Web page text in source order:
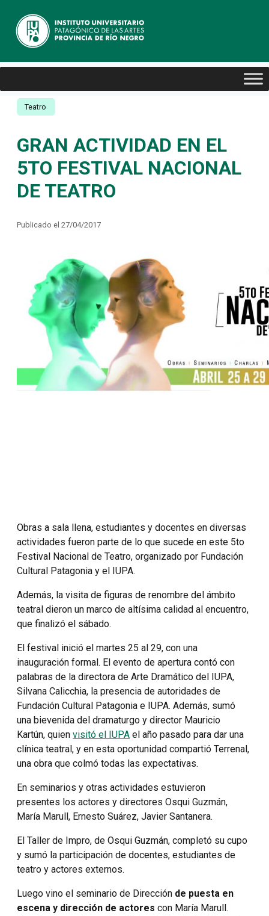
Teatro
GRAN ACTIVIDAD EN EL
5TO FESTIVAL NACIONAL
DE TEATRO
Publicado el 27/04/2017
Obras a sala llena, estudiantes y docentes en diversas
actividades fueron parte de lo que sucede en este 5to
Festival Nacional de Teatro, organizado por Fundación
Cultural Patagonia y el IUPA.
Además, la visita de figuras de renombre del ámbito
teatral dieron un marco de altísima calidad al encuentro,
que finalizó el sábado.
El festival inició el martes 25 al 29, con una
inauguración formal. El evento de apertura contó con
palabras de la directora de Arte Dramático del IUPA,
Silvana Calicchia, la presencia de autoridades de
Fundación Cultural Patagonia e IUPA. Además, sumó
una bievenida del dramaturgo y director Mauricio
Kartún, quien visitó el IUPA el año pasado para dar una
clínica teatral, y en esta oportunidad compartió Terrenal,
una obra que colmó todas las expectativas.
En seminarios y otras actividades estuvieron
presentes los actores y directores Osqui Guzmán,
María Marull, Ernesto Suárez, Javier Santanera.
El Taller de Impro, de Osqui Guzmán, completó su cupo
y sumó la participación de docentes, estudiantes de
teatro y actores externos.
Luego vino el seminario de Dirección de puesta en
escena y dirección de actores con María Marull.